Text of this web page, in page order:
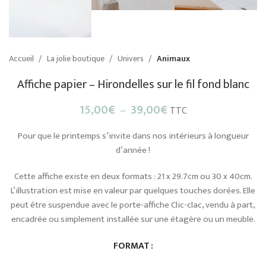
Accueil La jolie boutique Univers Animaux
Affiche papier – Hirondelles sur le fil fond blanc
15,00€ – 39,00€Plage
prix :
39,00€
TTC
Pour que le printemps s’invite dans nos intérieurs à longueur
d’année !
Cette affiche existe en deux formats : 21 x 29.7cm ou 30 x 40cm.
L’illustration est mise en valeur par quelques touches dorées. Elle
peut être suspendue avec le porte-affiche Clic-clac, vendu à part,
encadrée ou simplement installée sur une étagère ou un meuble.
FORMAT